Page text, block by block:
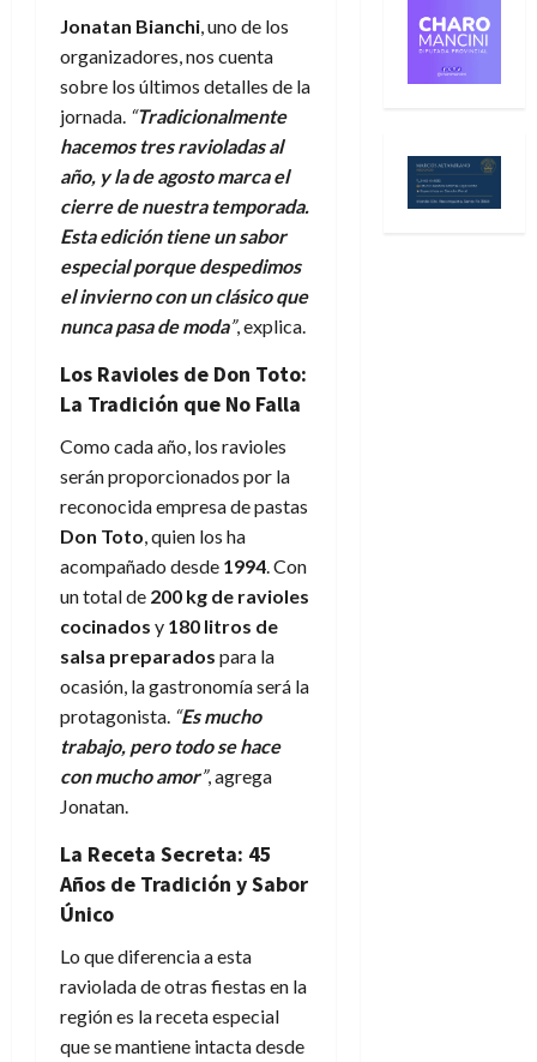
Jonatan Bianchi, uno de los
organizadores, nos cuenta
sobre los últimos detalles de la
jornada. “Tradicionalmente
hacemos tres ravioladas al
año, y la de agosto marca el
cierre de nuestra temporada.
Esta edición tiene un sabor
especial porque despedimos
el invierno con un clásico que
nunca pasa de moda”, explica.
Los Ravioles de Don Toto:
La Tradición que No Falla
Como cada año, los ravioles
serán proporcionados por la
reconocida empresa de pastas
Don Toto, quien los ha
acompañado desde 1994. Con
un total de 200 kg de ravioles
cocinados y 180 litros de
salsa preparados para la
ocasión, la gastronomía será la
protagonista. “Es mucho
trabajo, pero todo se hace
con mucho amor”, agrega
Jonatan.
La Receta Secreta: 45
Años de Tradición y Sabor
Único
Lo que diferencia a esta
raviolada de otras fiestas en la
región es la receta especial
que se mantiene intacta desde